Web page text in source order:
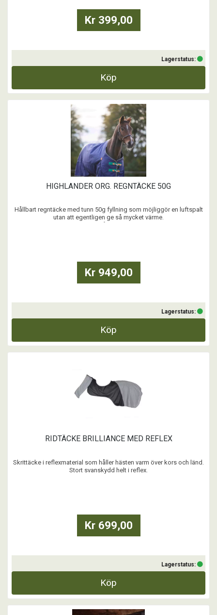
Kr 399,00
Lagerstatus:
Köp
HIGHLANDER ORG. REGNTÄCKE 50G
Hållbart regntäcke med tunn 50g fyllning som möjliggör en luftspalt
utan att egentligen ge så mycket värme.
Kr 949,00
Lagerstatus:
Köp
RIDTÄCKE BRILLIANCE MED REFLEX
Skrittäcke i reflexmaterial som håller hästen varm över kors och länd.
Stort svanskydd helt i reflex.
Kr 699,00
Lagerstatus:
Köp